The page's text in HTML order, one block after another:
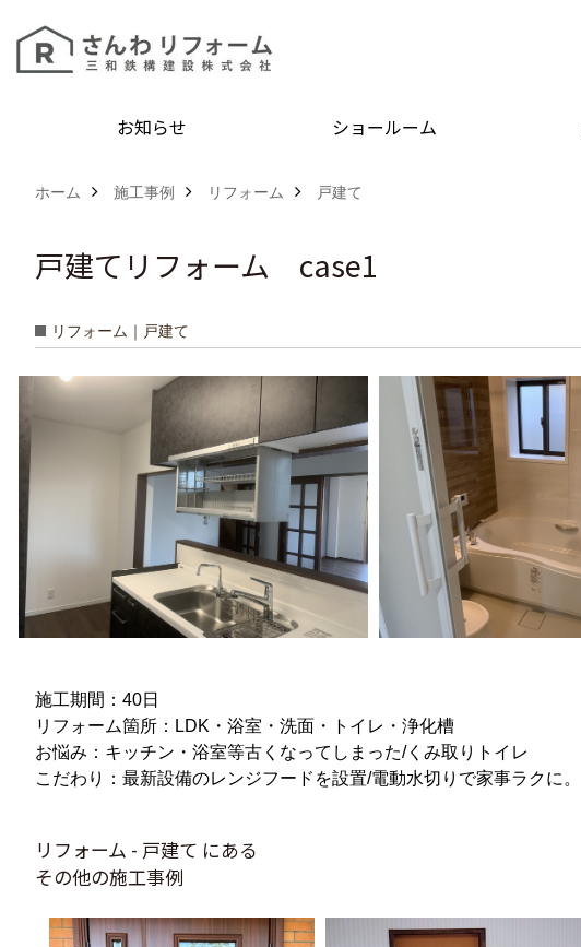
お知らせ ショールーム
ホーム 施工事例 リフォーム 戸建て
戸建てリフォーム case1
リフォーム｜戸建て
施工期間：40日
リフォーム箇所：LDK・浴室・洗面・トイレ・浄化槽
お悩み：キッチン・浴室等古くなってしまった/くみ取りトイレ
こだわり：最新設備のレンジフードを設置/電動水切りで家事ラクに。
リフォーム - 戸建て にある
その他の施工事例